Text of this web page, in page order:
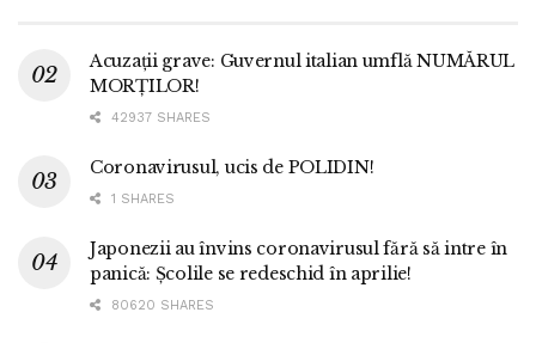
Acuzații grave: Guvernul italian umflă NUMĂRUL
MORȚILOR!
42937 SHARES
Coronavirusul, ucis de POLIDIN!
1 SHARES
Japonezii au învins coronavirusul fără să intre în
panică: Școlile se redeschid în aprilie!
80620 SHARES